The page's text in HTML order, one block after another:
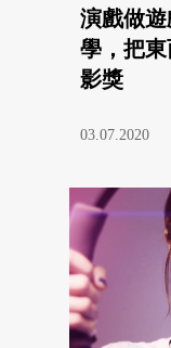
演戲做
學，把東
影獎
03.07.2020